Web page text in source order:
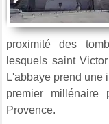
proximité des
lesquels saint
L'abbaye prend une
premier millénaire
Provence.